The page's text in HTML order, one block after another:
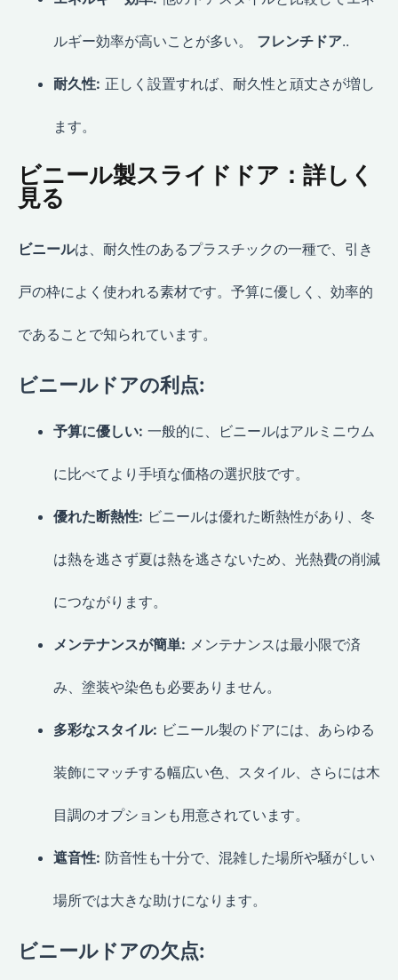
ルギー効率が高いことが多い。 フレンチドア..
耐久性: 正しく設置すれば、耐久性と頑丈さが増し
ます。
ビニール製スライドドア：詳しく
見る
ビニールは、耐久性のあるプラスチックの一種で、引き
戸の枠によく使われる素材です。予算に優しく、効率的
であることで知られています。
ビニールドアの利点:
予算に優しい: 一般的に、ビニールはアルミニウム
に比べてより手頃な価格の選択肢です。
優れた断熱性: ビニールは優れた断熱性があり、冬
は熱を逃さず夏は熱を逃さないため、光熱費の削減
につながります。
メンテナンスが簡単: メンテナンスは最小限で済
み、塗装や染色も必要ありません。
多彩なスタイル: ビニール製のドアには、あらゆる
装飾にマッチする幅広い色、スタイル、さらには木
目調のオプションも用意されています。
遮音性: 防音性も十分で、混雑した場所や騒がしい
場所では大きな助けになります。
ビニールドアの欠点: